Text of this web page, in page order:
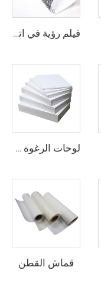
فيلم رؤية في اتجاه واحد
لوحات الرغوة من البيوفيك
قماش القطن